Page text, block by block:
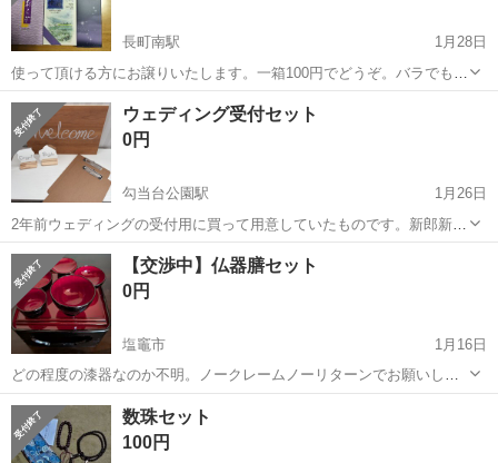
長町南駅
1月28日
使って頂ける方にお譲りいたします。一箱100円でどうぞ。バラでもま
とめてでも大丈夫です。取りに来て頂ける方ご連絡お待ちしておりま
す。
宮城 仙台市 長町南駅 冠婚葬祭
ウェディング受付セット
0円
勾当台公園駅
1月26日
2年前ウェディングの受付用に買って用意していたものです。新郎新婦
受付表示とバインダーは、結局式場の物を使ったので使用しませんで
した。ウェルカムボードは造花などを貼って使用していました。セッ
トにはしておりますが、必要なければ言...
宮城 仙台市 勾当台公園駅 冠婚葬祭
【交渉中】仏器膳セット
0円
塩竈市
1月16日
どの程度の漆器なのか不明。ノークレームノーリターンでお願いしま
す。土曜・日曜に引き取りに来ていただける方に。
宮城 塩竈市 冠婚葬祭
数珠セット
100円